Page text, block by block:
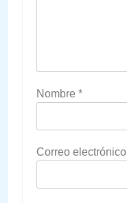
Nombre *
Correo electrónico